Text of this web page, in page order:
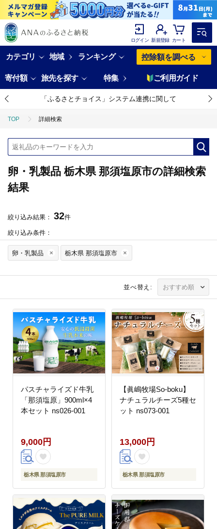
ログイン 新規登録 カート
カテゴリ 地域 ランキング 控除額を調べる
寄付額 旅先を探す 特集 ご利用ガイド
「ふるさとチョイス」システム連携に関して
TOP 詳細検索
卵・乳製品 栃木県 那須塩原市の詳細検索
結果
絞り込み結果： 32件
絞り込み条件：
卵・乳製品 栃木県 那須塩原市
並べ替え:
パスチャライズド牛乳
「那須塩原」900ml×4
本セット ns026-001
9,000円
栃木県 那須塩原市
【眞嶋牧場So-boku】
ナチュラルチーズ5種セ
ット ns073-001
13,000円
栃木県 那須塩原市